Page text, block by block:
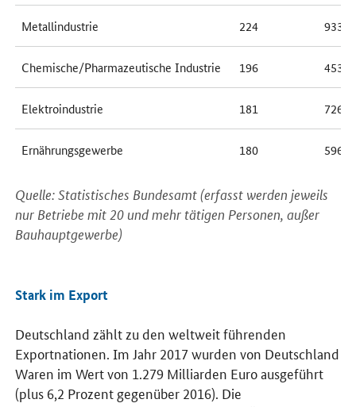
Metallindustrie 224 933
Chemische/Pharmazeutische Industrie 196 453
Elektroindustrie 181 726
Ernährungsgewerbe 180 596
Quelle: Statistisches Bundesamt (erfasst werden jeweils
nur Betriebe mit 20 und mehr tätigen Personen, außer
Bauhauptgewerbe)
Stark im Export
Deutschland zählt zu den weltweit führenden
Exportnationen. Im Jahr 2017 wurden von Deutschland
Waren im Wert von 1.279 Milliarden Euro ausgeführt
(plus 6,2 Prozent gegenüber 2016). Die